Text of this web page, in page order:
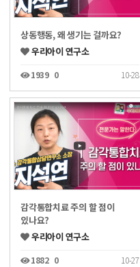
상동행동, 왜 생기는 걸까요?
우리아이 연구소
1939 0 10-28
감각통합치료 주의 할 점이
있나요?
우리아이 연구소
1882 0 10-27